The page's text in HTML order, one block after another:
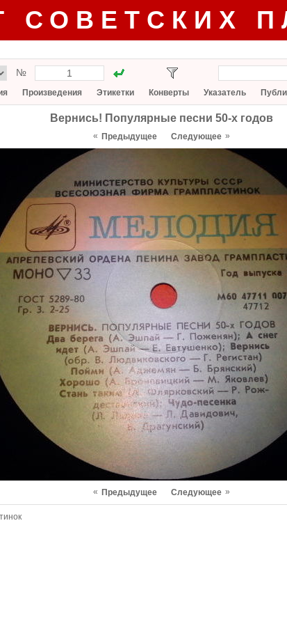
СОВЕТСКИХ
№
Произведения Этикетки Конверты Указатель
Вернись! Популярные песни 50-х годов
« Предыдущее Следующее »
« Предыдущее Следующее »